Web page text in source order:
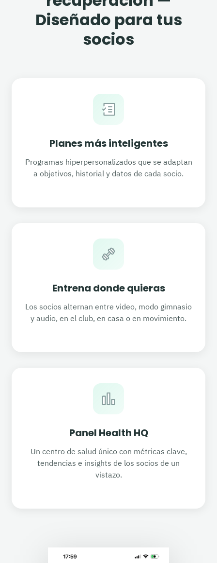
Diseñado para tus
socios
Planes más inteligentes
Programas hiperpersonalizados que se adaptan
a objetivos, historial y datos de cada socio.
Entrena donde quieras
Los socios alternan entre video, modo gimnasio
y audio, en el club, en casa o en movimiento.
Panel Health HQ
Un centro de salud único con métricas clave,
tendencias e insights de los socios de un
vistazo.